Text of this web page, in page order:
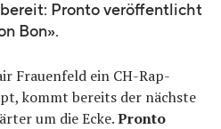
Pronto veröffentlicht
Bon».
Frauenfeld ein CH-Rap-
kommt bereits der nächste
um die Ecke.Pronto